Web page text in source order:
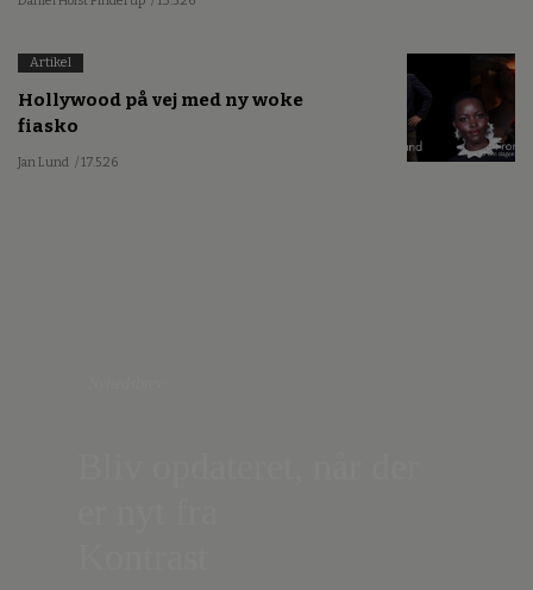
Artikel
Hollywood på vej med ny woke
fiasko
Jan Lund / 17.5.26